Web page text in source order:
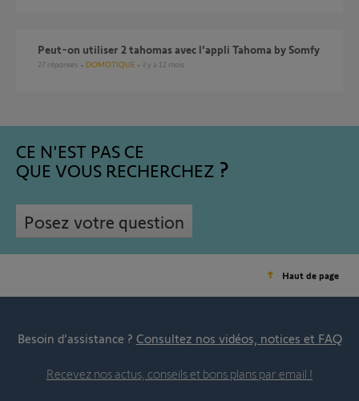
Peut-on utiliser 2 tahomas avec l'appli Tahoma by Somfy
27 réponses DOMOTIQUE il y a 12 mois
CE N'EST PAS CE
QUE VOUS RECHERCHEZ
Posez votre question
Haut de page
Besoin d’assistance ? Consultez nos vidéos, notices et FAQ
Recevez nos actus, conseils et bons plans par email !